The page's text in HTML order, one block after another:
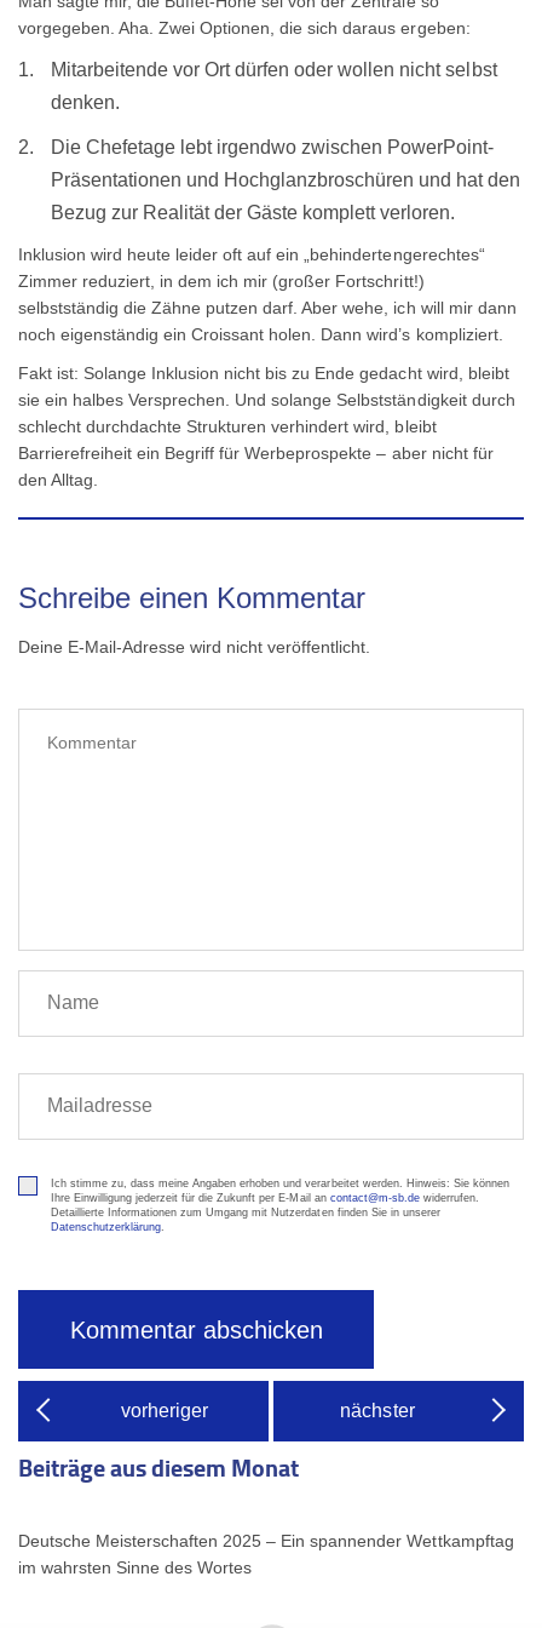
vorgegeben. Aha. Zwei Optionen, die sich daraus ergeben:
Mitarbeitende vor Ort dürfen oder wollen nicht selbst
denken.
Die Chefetage lebt irgendwo zwischen PowerPoint-
Präsentationen und Hochglanzbroschüren und hat den
Bezug zur Realität der Gäste komplett verloren.
Inklusion wird heute leider oft auf ein „behindertengerechtes“
Zimmer reduziert, in dem ich mir (großer Fortschritt!)
selbstständig die Zähne putzen darf. Aber wehe, ich will mir dann
noch eigenständig ein Croissant holen. Dann wird’s kompliziert.
Fakt ist: Solange Inklusion nicht bis zu Ende gedacht wird, bleibt
sie ein halbes Versprechen. Und solange Selbstständigkeit durch
schlecht durchdachte Strukturen verhindert wird, bleibt
Barrierefreiheit ein Begriff für Werbeprospekte – aber nicht für
den Alltag.
Schreibe einen Kommentar
Deine E-Mail-Adresse wird nicht veröffentlicht.
Ich stimme zu, dass meine Angaben erhoben und verarbeitet werden. Hinweis: Sie können
Ihre Einwilligung jederzeit für die Zukunft per E-Mail an contact@m-sb.dewiderrufen.
Detaillierte Informationen zum Umgang mit Nutzerdaten finden Sie in unserer
Datenschutzerklärung
vorheriger nächster
Beiträge aus diesem Monat
Deutsche Meisterschaften 2025 – Ein spannender Wettkampftag
im wahrsten Sinne des Wortes